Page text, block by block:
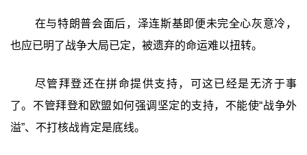
在与特朗普会面后，泽连斯基即便未完全心灰意冷，
也应已明了战争大局已定，被遗弃的命运难以扭转。
尽管拜登还在拼命提供支持，可这已经是无济于事
了。不管拜登和欧盟如何强调坚定的支持，不能使“战争外
溢”、不打核战肯定是底线。